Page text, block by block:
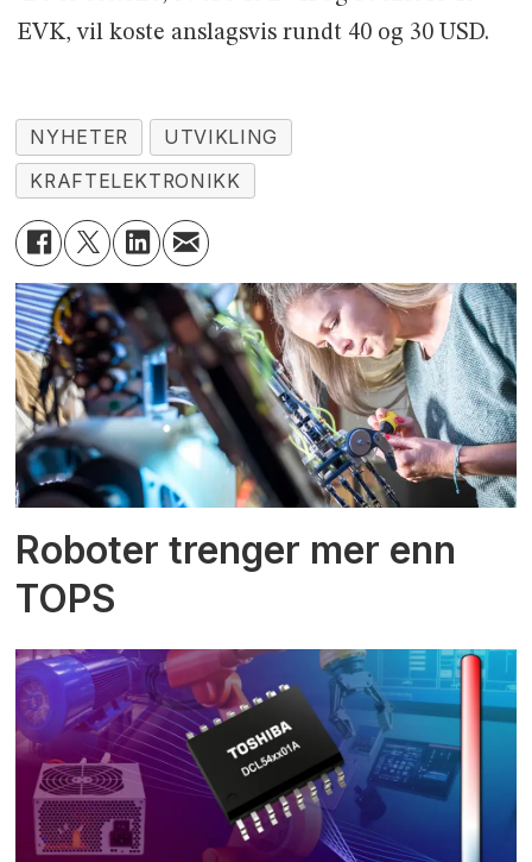
EVK, vil koste anslagsvis rundt 40 og 30 USD.
NYHETER
UTVIKLING
KRAFTELEKTRONIKK
Roboter trenger mer enn
TOPS